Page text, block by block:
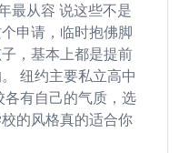
最从容 说这些不是
申请，临时抱佛脚
，基本上都是提前
纽约主要私立高中
有自己的气质，选
的风格真的适合你